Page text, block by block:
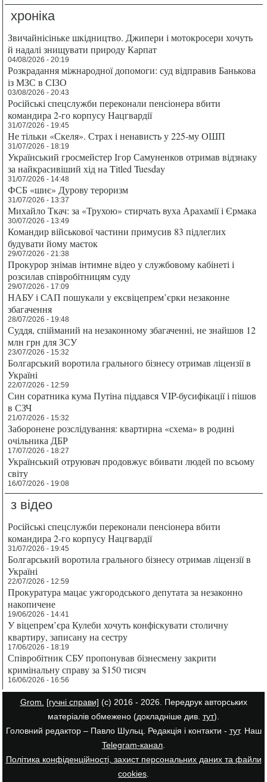
хроніка
Звичайнісіньке шкідництво. Джипери і мотокросери хочуть
й надалі знищувати природу Карпат
04/08/2026 - 20:19
Розкрадання міжнародної допомоги: суд відправив Банькова
із МЗС в СІЗО
03/08/2026 - 20:43
Російські спецслужби переконали пенсіонера вбити
командира 2-го корпусу Нацгвардії
31/07/2026 - 19:45
Не тільки «Скеля». Страх і ненависть у 225-му ОШП
31/07/2026 - 18:19
Український гросмейстер Ігор Самуненков отримав відзнаку
за найкрасивіший хід на Titled Tuesday
31/07/2026 - 14:48
ФСБ «шиє» Дурову тероризм
31/07/2026 - 13:37
Михайло Ткач: за «Трухою» стирчать вуха Арахамії і Єрмака
30/07/2026 - 13:49
Командир військової частини примусив 83 підлеглих
будувати йому маєток
29/07/2026 - 21:38
Прокурор знімав інтимне відео у службовому кабінеті і
розсилав співробітницям суду
29/07/2026 - 17:09
НАБУ і САП пошукали у ексвіцепрем’єрки незаконне
збагачення
28/07/2026 - 19:48
Суддя, спійманий на незаконному збагаченні, не знайшов 12
млн грн для ЗСУ
23/07/2026 - 15:32
Болгарський воротила грального бізнесу отримав ліцензії в
Україні
22/07/2026 - 12:59
Син соратника кума Путіна піддався VIP-бусифікації і пішов
в СЗЧ
21/07/2026 - 15:32
Заборонене розслідування: квартирна «схема» в родині
очільника ДБР
17/07/2026 - 18:27
Український отруювач продовжує вбивати людей по всьому
світу
16/07/2026 - 19:08
з відео
Російські спецслужби переконали пенсіонера вбити
командира 2-го корпусу Нацгвардії
31/07/2026 - 19:45
Болгарський воротила грального бізнесу отримав ліцензії в
Україні
22/07/2026 - 12:59
Прокуратура мацає ужгородського депутата за незаконно
накопичене
19/06/2026 - 14:41
У віцепрем’єра Кулеби хочуть конфіскувати столичну
квартиру, записану на сестру
17/06/2026 - 18:19
Співробітник СБУ пропонував бізнесмену закрити
кримінальну справу за $150 тисяч
16/06/2026 - 16:56
Grom. [гучні справи] (с) 2016 - 2026. Передрук авторських
матеріалів обмежено (докладніше див. тут).
Головний редактор – Павло Шульц. Редакція і контакти - тут. Наш
Telegram-канал.
Політика конфіденційності, захист персональних даних та файли
cookies.